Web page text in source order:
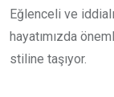
Eğlenceli ve
hayatımızda
stiline taşıyor.